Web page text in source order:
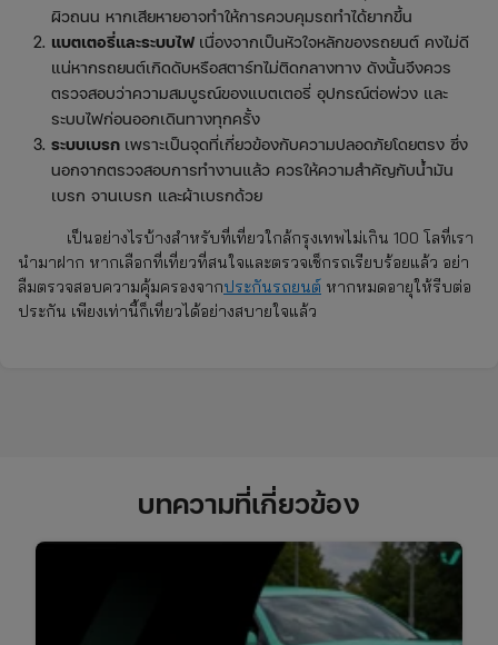
ผิวถนน หากเสียหายอาจทำให้การควบคุมรถทำได้ยากขึ้น
แบตเตอรี่และระบบไฟ เนื่องจากเป็นหัวใจหลักของรถยนต์ คงไม่ดี
แน่หากรถยนต์เกิดดับหรือสตาร์ทไม่ติดกลางทาง ดังนั้นจึงควร
ตรวจสอบว่าความสมบูรณ์ของแบตเตอรี่ อุปกรณ์ต่อพ่วง และ
ระบบไฟก่อนออกเดินทางทุกครั้ง
ระบบเบรก เพราะเป็นจุดที่เกี่ยวข้องกับความปลอดภัยโดยตรง ซึ่ง
นอกจากตรวจสอบการทำงานแล้ว ควรให้ความสำคัญกับน้ำมัน
เบรก จานเบรก และผ้าเบรกด้วย
เป็นอย่างไรบ้างสำหรับที่เที่ยวใกล้กรุงเทพไม่เกิน 100 โลที่เรา
นำมาฝาก หากเลือกที่เที่ยวที่สนใจและตรวจเช็กรถเรียบร้อยแล้ว อย่า
ลืมตรวจสอบความคุ้มครองจากประกันรถยนต์ หากหมดอายุให้รีบต่อ
ประกัน เพียงเท่านี้ก็เที่ยวได้อย่างสบายใจแล้ว
บทความที่เกี่ยวข้อง